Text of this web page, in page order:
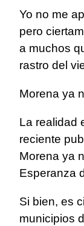
Yo no me
pero
a muchos
rastro del
Morena ya
La realidad
reciente
Morena ya
Esperanza
Si bien, es
municipios